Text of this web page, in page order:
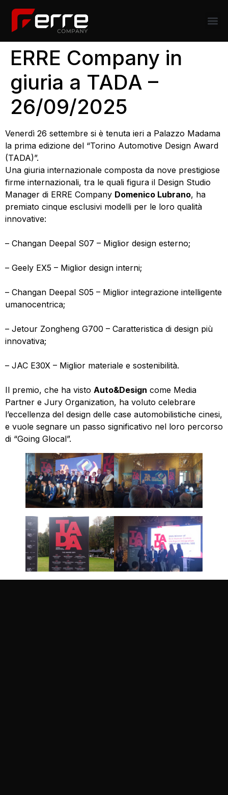
ERRE Company in
giuria a TADA –
26/09/2025
Venerdì 26 settembre si è tenuta ieri a Palazzo Madama
la prima edizione del “Torino Automotive Design Award
(TADA)”.
Una giuria internazionale composta da nove prestigiose
firme internazionali, tra le quali figura il Design Studio
Manager di ERRE Company Domenico Lubrano, ha
premiato cinque esclusivi modelli per le loro qualità
innovative:
– Changan Deepal S07 – Miglior design esterno;
– Geely EX5 – Miglior design interni;
– Changan Deepal S05 – Miglior integrazione intelligente
umanocentrica;
– Jetour Zongheng G700 – Caratteristica di design più
innovativa;
– JAC E30X – Miglior materiale e sostenibilità.
Il premio, che ha visto Auto&Design come Media
Partner e Jury Organization, ha voluto celebrare
l’eccellenza del design delle case automobilistiche cinesi,
e vuole segnare un passo significativo nel loro percorso
di “Going Glocal”.